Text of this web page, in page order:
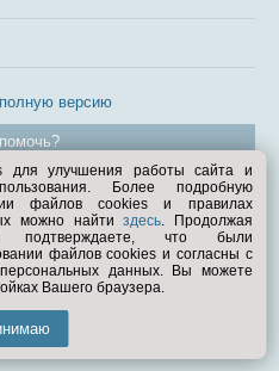
версию
1998—2026
для улучшения работы сайта и
Более подробную
файлов cookies и правилах
можно найтиздесь. Продолжая
подтверждаете, что были
файлов cookies и согласны с
данных. Вы можете
Вашего браузера.